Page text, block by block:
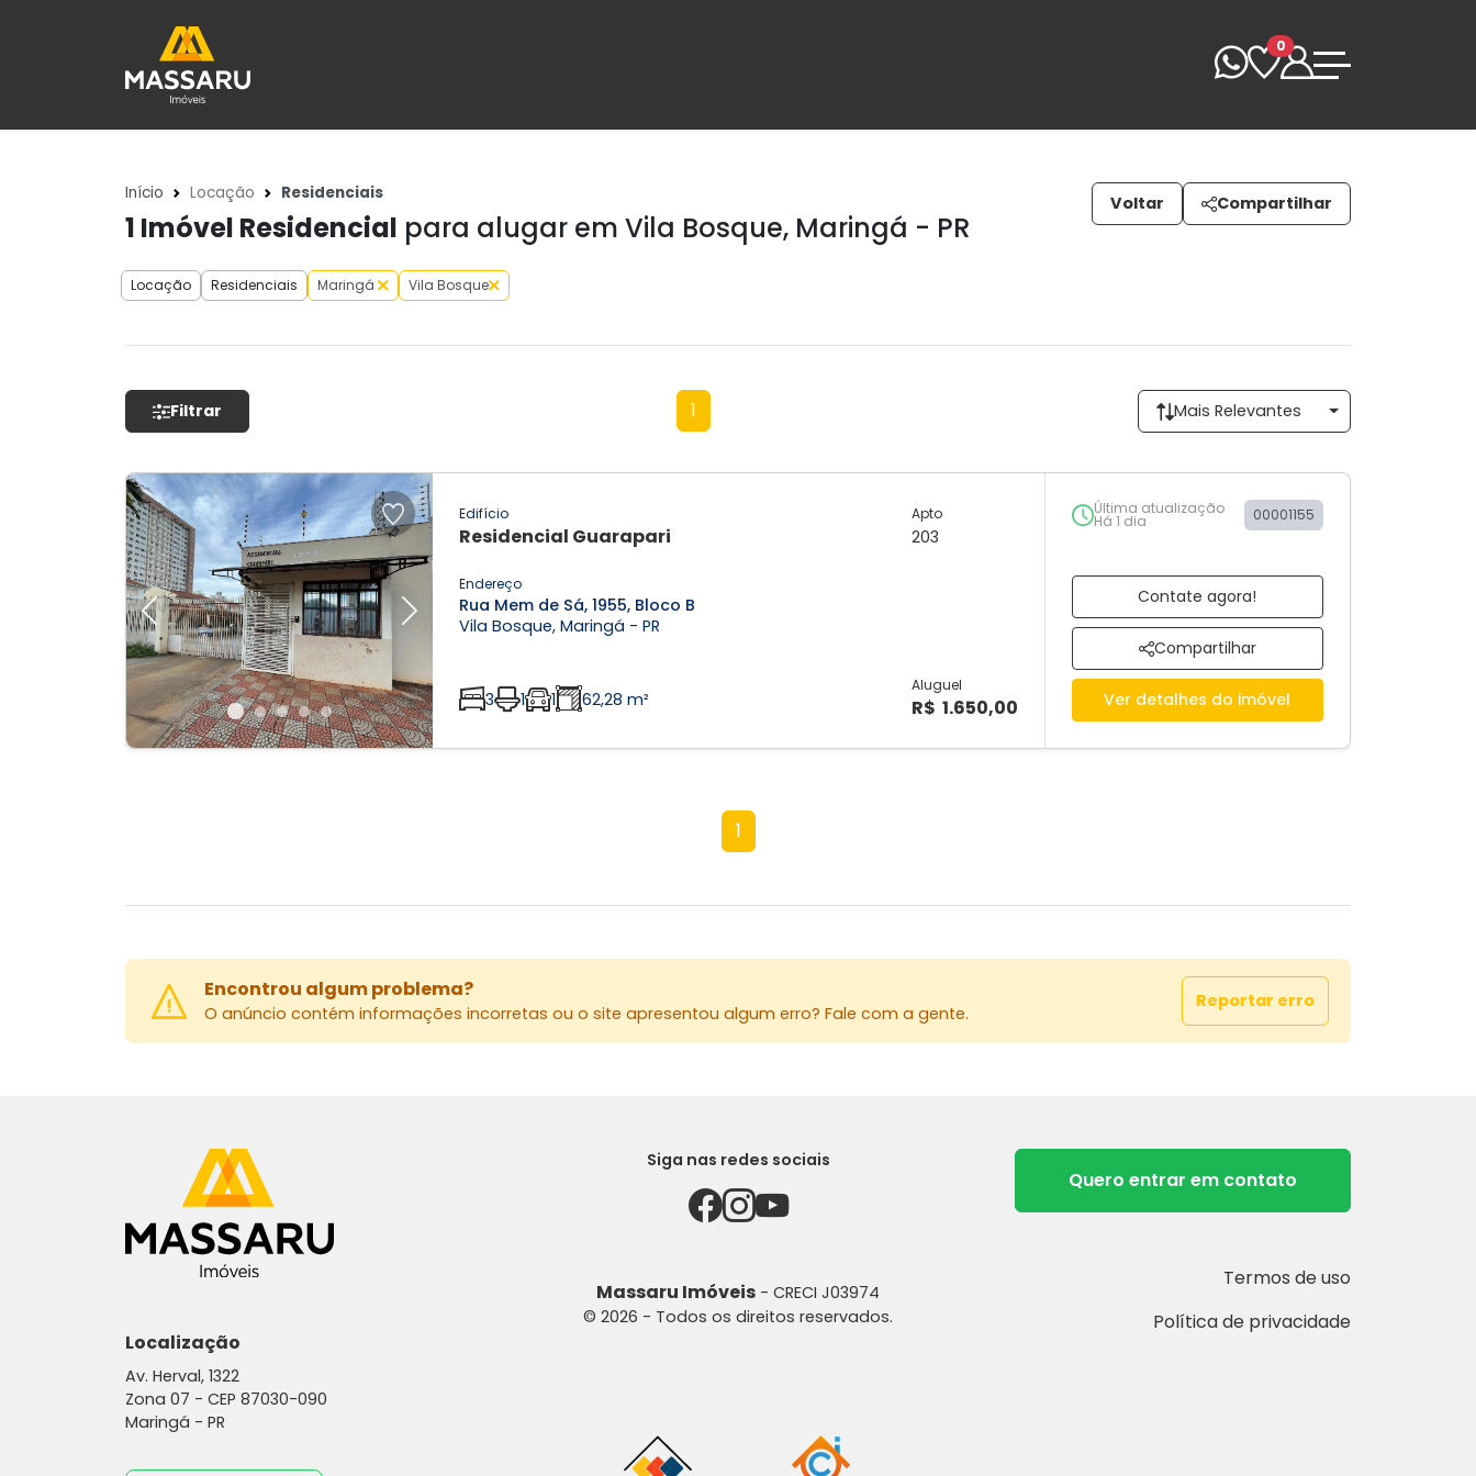
0
Início Locação Residenciais
1 Imóvel Residencial para alugar em Vila Bosque, Maringá - PR
Voltar Compartilhar
Locação Residenciais Maringá Vila Bosque
Filtrar 1 Mais Relevantes
Previous Next
Edifício
Residencial Guarapari
Endereço
Rua Mem de Sá, 1955, Bloco B
Vila Bosque, Maringá - PR
3 1 1 62,28 m²
Aluguel
R$ 1.650,00
Apto
203
Última atualização
Há 1 dia 00001155
Contate agora!
Compartilhar
Ver detalhes do imóvel
1
Encontrou algum problema?
O anúncio contém informações incorretas ou o site apresentou algum erro? Fale com a gente.
Reportar erro
Localização
Av. Herval, 1322
Zona 07 - CEP 87030-090
Maringá - PR
Siga nas redes sociais
Massaru Imóveis - CRECI J03974
© 2026 - Todos os direitos reservados.
Quero entrar em contato
Termos de uso
Política de privacidade